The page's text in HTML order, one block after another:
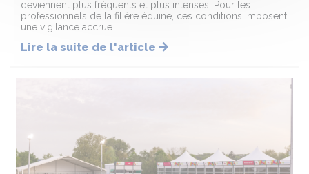
deviennent plus fréquents et plus intenses. Pour les
professionnels de la filière équine, ces conditions imposent
une vigilance accrue.
Lire la suite de l'article